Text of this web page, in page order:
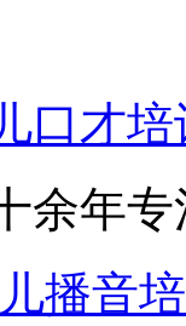
口才培
年专
播音